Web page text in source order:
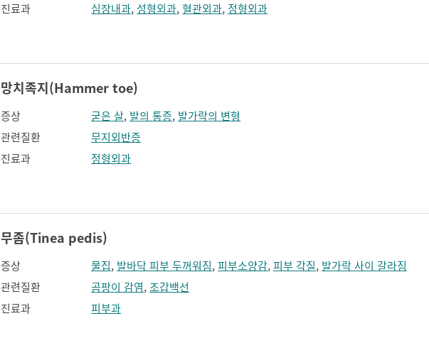
진료과
심장내과, 성형외과,혈관외과, 정형외과
망치족지(Hammer toe)
증상 굳은 살, 발의 통증, 발가락의 변형
관련질환
무지외반증
진료과
정형외과
무좀(Tinea pedis)
증상 물집, 발바닥 피부 두꺼워짐,피부소양감,피부 각질, 발가락 사이 갈라짐
관련질환
곰팡이 감염,조갑백선
진료과
피부과